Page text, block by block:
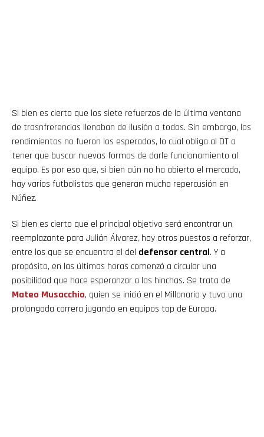
Si bien es cierto que los siete refuerzos de la última ventana
de trasnfrerencias llenaban de ilusión a todos. Sin embargo, los
rendimientos no fueron los esperados, lo cual obliga al DT a
tener que buscar nuevas formas de darle funcionamiento al
equipo. Es por eso que, si bien aún no ha abierto el mercado,
hay varios futbolistas que generan mucha repercusión en
Núñez.
Si bien es cierto que el principal objetivo será encontrar un
reemplazante para Julián Álvarez, hay otros puestos a reforzar,
entre los que se encuentra el del defensor central. Y a
propósito, en las últimas horas comenzó a circular una
posibilidad que hace esperanzar a los hinchas. Se trata de
Mateo Musacchio, quien se inició en el Millonario y tuvo una
prolongada carrera jugando en equipos top de Europa.